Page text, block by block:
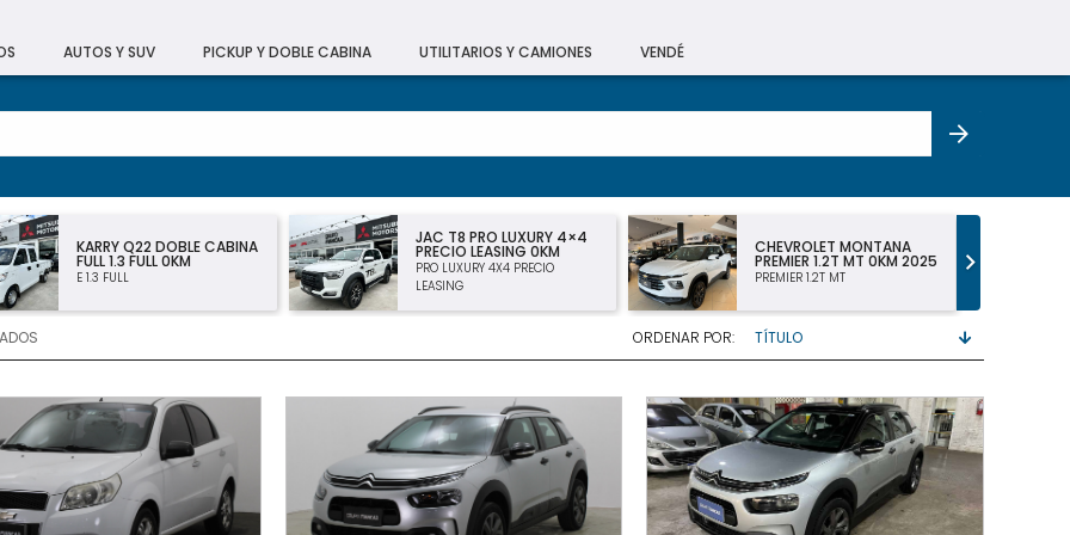
AUTOS Y SUV PICKUP Y DOBLE CABINA UTILITARIOS Y CAMIONES VENDÉ
KARRY Q22 DOBLE CABINA
FULL 1.3 FULL 0KM
E 1.3 FULL
JAC T8 PRO LUXURY 4×4
PRECIO LEASING 0KM
PRO LUXURY 4X4 PRECIO
LEASING
CHEVROLET MONTANA
PREMIER 1.2T MT 0KM 2025
PREMIER 1.2T MT
ORDENAR POR: